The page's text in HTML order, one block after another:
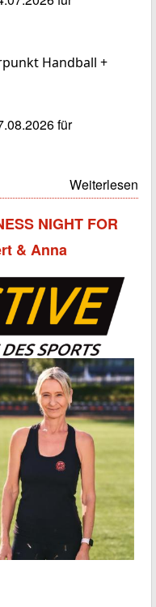
Handball +
für
Weiterlesen
NIGHT FOR
& Anna